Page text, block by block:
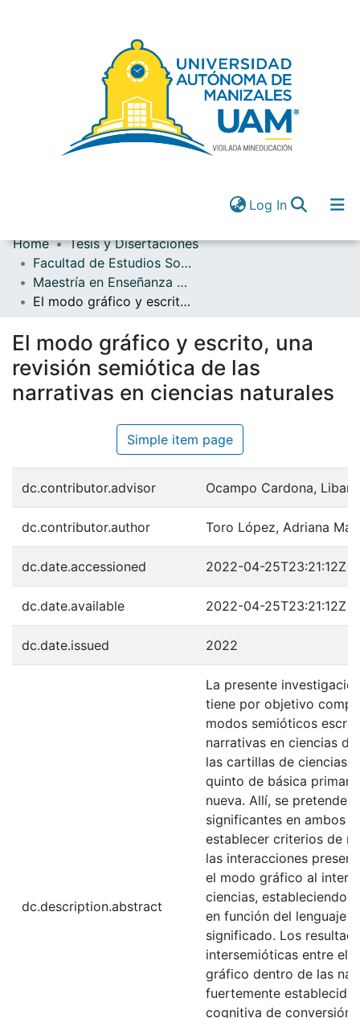
Log In(current)
Communities & Collections
All of DSpace
Log In(current)
Home
Tesis y Disertaciones
Facultad de Estudios Sociales y Empresariales
Maestría en Enseñanza de las Ciencias
El modo gráfico y escrito, una revisión semiótica de las narrativas en ciencias naturales
El modo gráfico y escrito, una
revisión semiótica de las
narrativas en ciencias naturales
Simple item page
dc.contributor.advisor Ocampo Cardona,
dc.contributor.author Toro López, Adriana
dc.date.accessioned 2022-04-25T23:21:12Z
dc.date.available 2022-04-25T23:21:12Z
dc.date.issued 2022
dc.description.abstract
La presente
tiene por objetivo
modos semióticos
narrativas en ciencias
las cartillas de ciencias
quinto de básica
nueva. Allí, se pretende
significantes en ambos
establecer criterios de
las interacciones
el modo gráfico al
ciencias, estableciendo
en función del lenguaje
significado. Los
intersemióticas entre el
gráfico dentro de las
fuertemente
cognitiva de conversión